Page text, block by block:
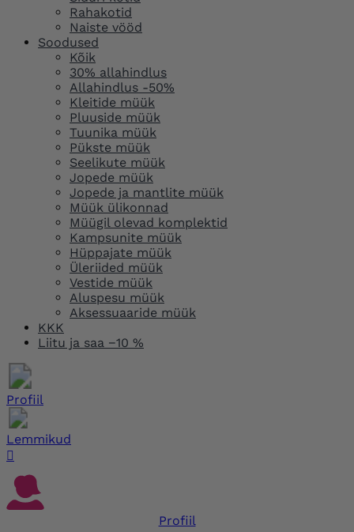
Rahakotid
Naiste vööd
Soodused
Kõik
30% allahindlus
Allahindlus -50%
Kleitide müük
Pluuside müük
Tuunika müük
Pükste müük
Seelikute müük
Jopede müük
Jopede ja mantlite müük
Müük ülikonnad
Müügil olevad komplektid
Kampsunite müük
Hüppajate müük
Üleriided müük
Vestide müük
Aluspesu müük
Aksessuaaride müük
KKK
Liitu ja saa −10 %
Profiil
Lemmikud

Profiil